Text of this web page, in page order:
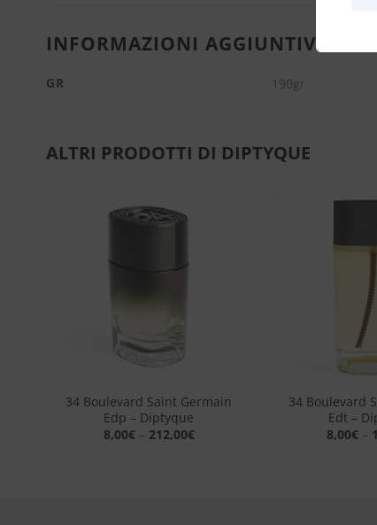
INFORMAZIONI AGGIUNTIVE
GR 190gr
ALTRI PRODOTTI DI DIPTYQUE
34 Boulevard Saint Germain
Edp – Diptyque
8,00€– 212,00€
34 Boulevard
Edt –
8,00€–